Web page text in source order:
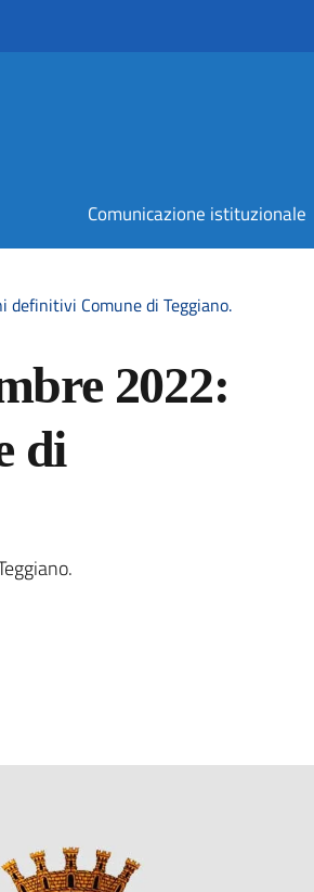
Comunicazione istituzionale
Comune di Teggiano.
2022:
di